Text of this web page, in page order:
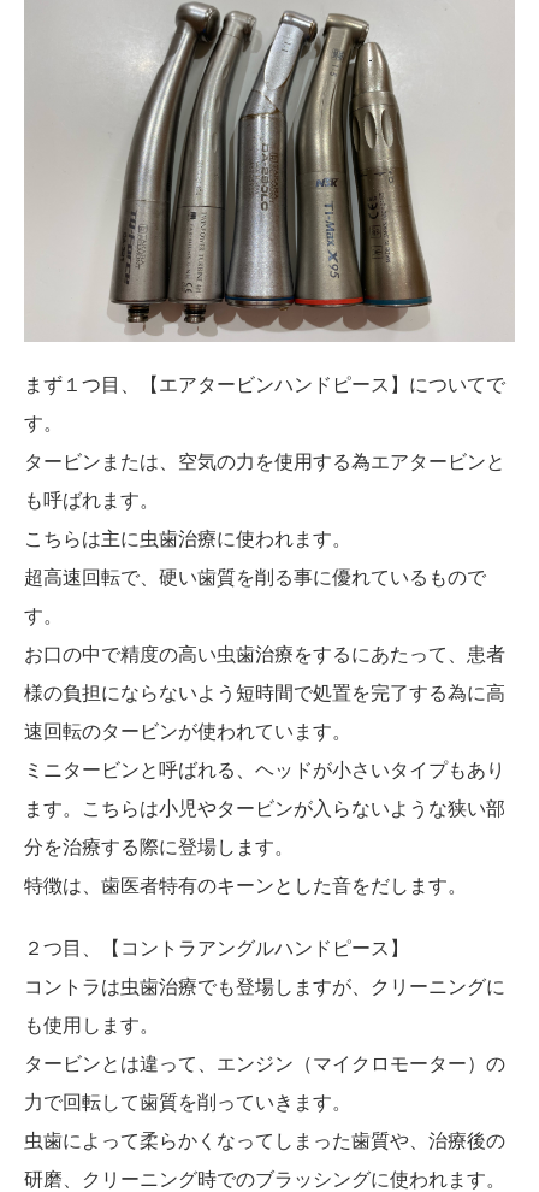
まず１つ目、【エアタービンハンドピース】についてで
す。
タービンまたは、空気の力を使用する為エアタービンと
も呼ばれます。
こちらは主に虫歯治療に使われます。
超高速回転で、硬い歯質を削る事に優れているもので
す。
お口の中で精度の高い虫歯治療をするにあたって、患者
様の負担にならないよう短時間で処置を完了する為に高
速回転のタービンが使われています。
ミニタービンと呼ばれる、ヘッドが小さいタイプもあり
ます。こちらは小児やタービンが入らないような狭い部
分を治療する際に登場します。
特徴は、歯医者特有のキーンとした音をだします。
２つ目、【コントラアングルハンドピース】
コントラは虫歯治療でも登場しますが、クリーニングに
も使用します。
タービンとは違って、エンジン（マイクロモーター）の
力で回転して歯質を削っていきます。
虫歯によって柔らかくなってしまった歯質や、治療後の
研磨、クリーニング時でのブラッシングに使われます。